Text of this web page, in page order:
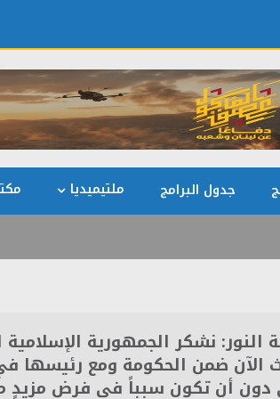
جدول البرامج ملتيميديا
النور: نشكر الجمهورية
الآن ضمن الحكومة ومع رئيسها
دون أن تكون سبباً في فرض مزيدٍ